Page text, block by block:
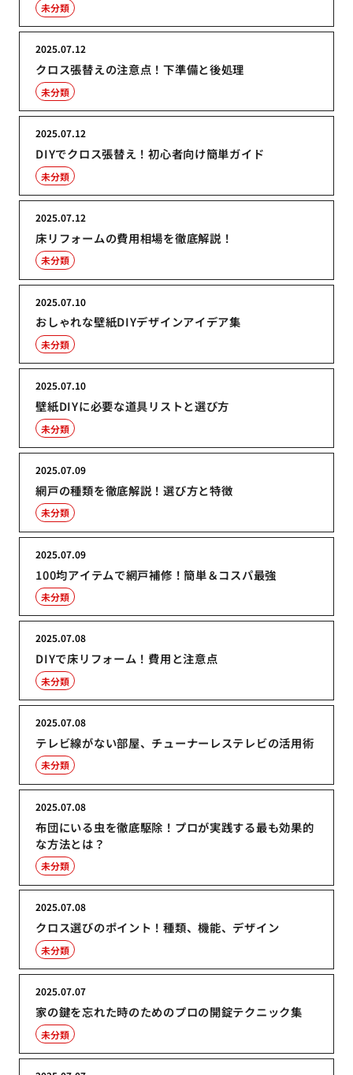
未分類
クロス張替えの注意点！下準備と後処理
2025.07.12
未分類
DIYでクロス張替え！初心者向け簡単ガイド
2025.07.12
未分類
床リフォームの費用相場を徹底解説！
2025.07.12
未分類
おしゃれな壁紙DIYデザインアイデア集
2025.07.10
未分類
壁紙DIYに必要な道具リストと選び方
2025.07.10
未分類
網戸の種類を徹底解説！選び方と特徴
2025.07.09
未分類
100均アイテムで網戸補修！簡単＆コスパ最強
2025.07.09
未分類
DIYで床リフォーム！費用と注意点
2025.07.08
未分類
テレビ線がない部屋、チューナーレステレビの活用術
2025.07.08
未分類
布団にいる虫を徹底駆除！プロが実践する最も効果的
な方法とは？
2025.07.08
未分類
クロス選びのポイント！種類、機能、デザイン
2025.07.08
未分類
家の鍵を忘れた時のためのプロの開錠テクニック集
2025.07.07
未分類